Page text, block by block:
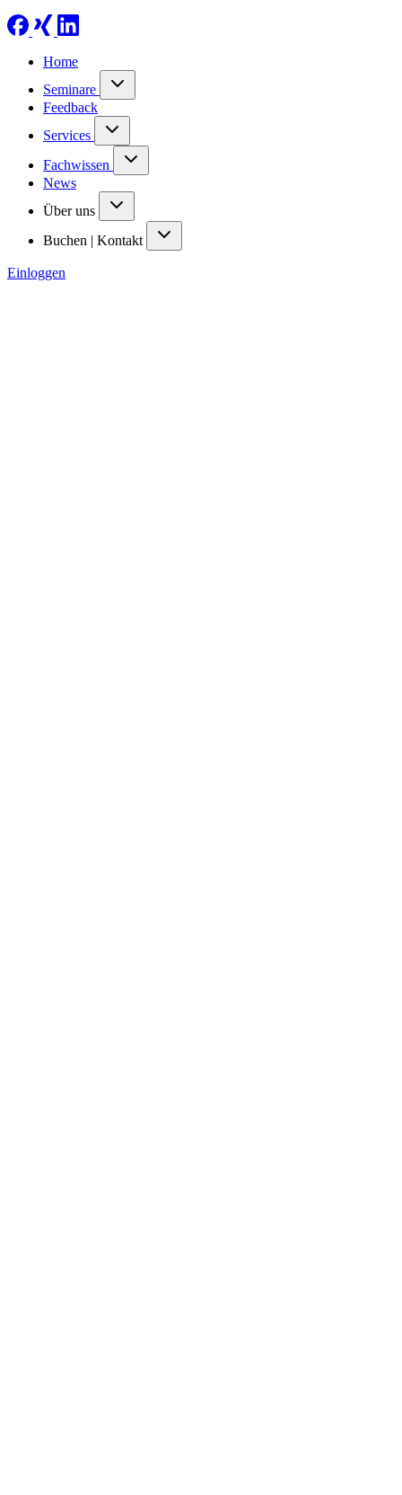
Home
Seminare
Feedback
Services
Fachwissen
News
Über uns
Buchen | Kontakt
Einloggen